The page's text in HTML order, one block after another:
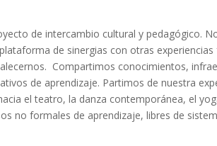
de intercambio cultural y pedagógico.
de sinergias con otras
Compartimos conocimientos,
de aprendizaje. Partimos de nuestra
el teatro, la danza contemporánea, el
no formales de aprendizaje, libres de